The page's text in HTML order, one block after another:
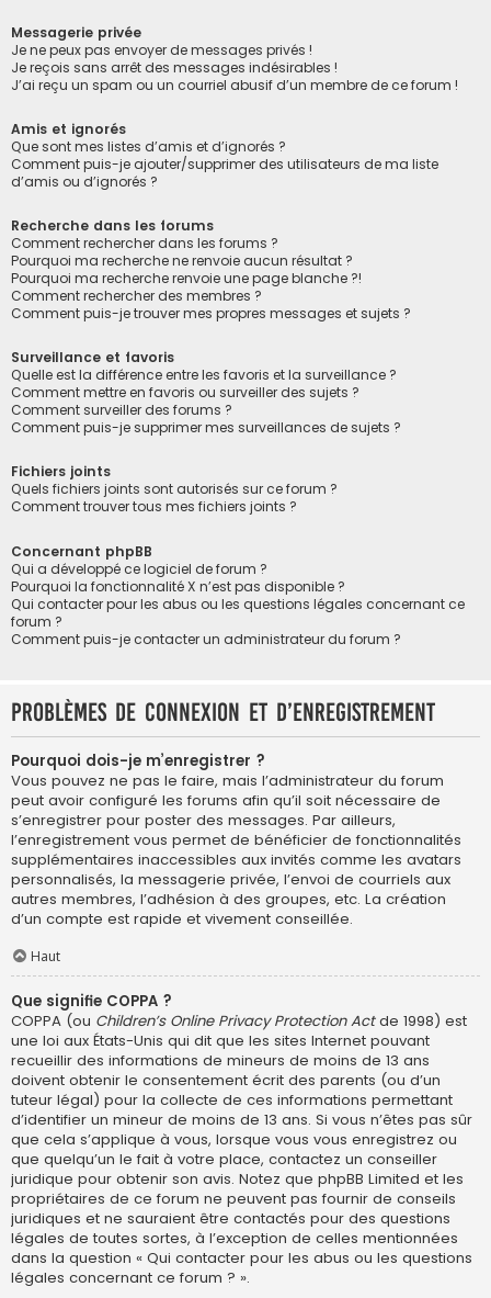
Messagerie privée
Je ne peux pas envoyer de messages privés !
Je reçois sans arrêt des messages indésirables !
J’ai reçu un spam ou un courriel abusif d’un membre de ce forum !
Amis et ignorés
Que sont mes listes d’amis et d’ignorés ?
Comment puis-je ajouter/supprimer des utilisateurs de ma liste
d’amis ou d’ignorés ?
Recherche dans les forums
Comment rechercher dans les forums ?
Pourquoi ma recherche ne renvoie aucun résultat ?
Pourquoi ma recherche renvoie une page blanche ?!
Comment rechercher des membres ?
Comment puis-je trouver mes propres messages et sujets ?
Surveillance et favoris
Quelle est la différence entre les favoris et la surveillance ?
Comment mettre en favoris ou surveiller des sujets ?
Comment surveiller des forums ?
Comment puis-je supprimer mes surveillances de sujets ?
Fichiers joints
Quels fichiers joints sont autorisés sur ce forum ?
Comment trouver tous mes fichiers joints ?
Concernant phpBB
Qui a développé ce logiciel de forum ?
Pourquoi la fonctionnalité X n’est pas disponible ?
Qui contacter pour les abus ou les questions légales concernant ce
forum ?
Comment puis-je contacter un administrateur du forum ?
Problèmes de connexion et d’enregistrement
Pourquoi dois-je m’enregistrer ?
Vous pouvez ne pas le faire, mais l’administrateur du forum
peut avoir configuré les forums afin qu’il soit nécessaire de
s’enregistrer pour poster des messages. Par ailleurs,
l’enregistrement vous permet de bénéficier de fonctionnalités
supplémentaires inaccessibles aux invités comme les avatars
personnalisés, la messagerie privée, l’envoi de courriels aux
autres membres, l’adhésion à des groupes, etc. La création
d’un compte est rapide et vivement conseillée.
Haut
Que signifie COPPA ?
COPPA (ou Children’s Online Privacy Protection Actde 1998) est
une loi aux États-Unis qui dit que les sites Internet pouvant
recueillir des informations de mineurs de moins de 13 ans
doivent obtenir le consentement écrit des parents (ou d’un
tuteur légal) pour la collecte de ces informations permettant
d’identifier un mineur de moins de 13 ans. Si vous n’êtes pas sûr
que cela s’applique à vous, lorsque vous vous enregistrez ou
que quelqu’un le fait à votre place, contactez un conseiller
juridique pour obtenir son avis. Notez que phpBB Limited et les
propriétaires de ce forum ne peuvent pas fournir de conseils
juridiques et ne sauraient être contactés pour des questions
légales de toutes sortes, à l’exception de celles mentionnées
dans la question « Qui contacter pour les abus ou les questions
légales concernant ce forum ? ».